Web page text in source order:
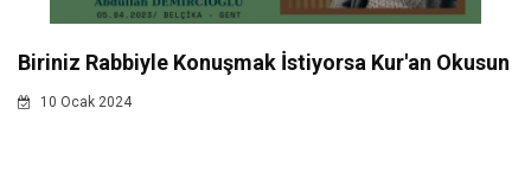
Biriniz Rabbiyle Konuşmak İstiyorsa Kur'an Okusun
10 Ocak 2024